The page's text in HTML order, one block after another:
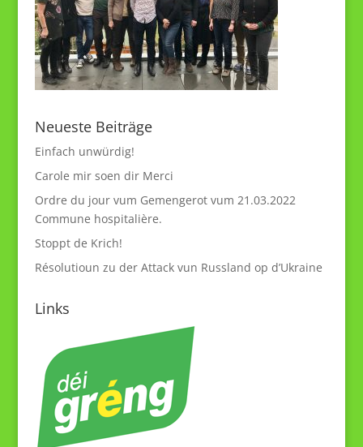
Neueste Beiträge
Einfach unwürdig!
Carole mir soen dir Merci
Ordre du jour vum Gemengerot vum 21.03.2022
Commune hospitalière.
Stoppt de Krich!
Résolutioun zu der Attack vun Russland op d’Ukraine
Links